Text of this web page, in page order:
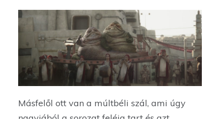
Másfelől ott van a múltbéli szál, ami úgy